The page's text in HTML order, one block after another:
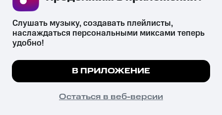
психотропных веществ, их аналогов причиняет вред здоровью,
их незаконный оборот запрещён и влечёт установленную
законодательством ответственность.
© 2026 ООО «КИОН».
Все права защищены
Мы используем куки, чтобы на сайте все
Подробнее
ПОНЯТНО
Слушать музыку, создавать плейлисты,
наслаждаться персональными миксами теперь
удобно!
В ПРИЛОЖЕНИЕ
Остаться в веб-версии